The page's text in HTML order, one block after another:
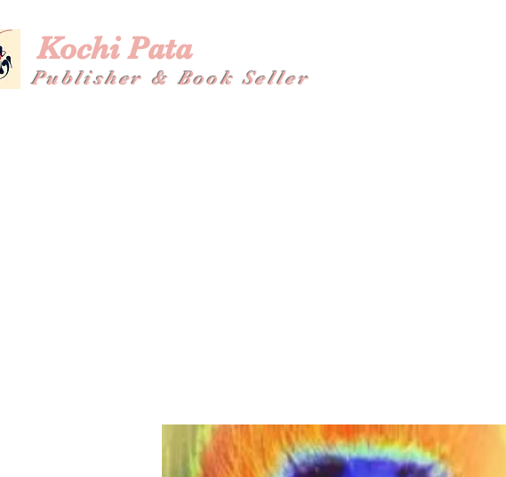
Kochi Pata
Publisher & Book Seller